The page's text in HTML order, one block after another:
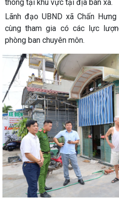
thông tại khu vực tại địa bàn xã.
Lãnh đạo UBND xã Chấn
cùng tham gia có các lực
phòng ban chuyên môn.